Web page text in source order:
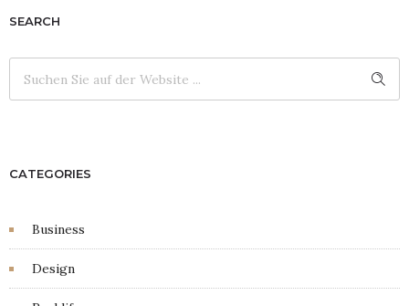
SEARCH
CATEGORIES
Business
Design